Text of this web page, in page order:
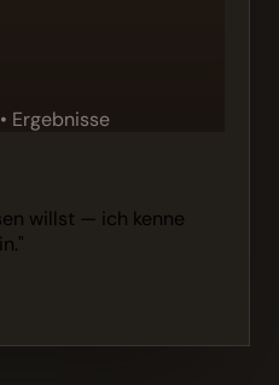
Ergebnisse
willst — ich kenne